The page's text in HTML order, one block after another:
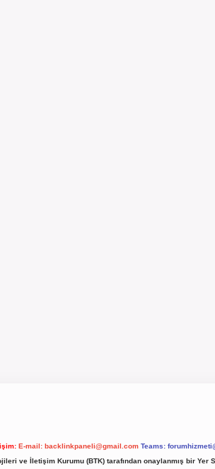
E-mail: backlinkpaneli@gmail.com Teams:
ve İletişim Kurumu (BTK) tarafından onaylanmış bir